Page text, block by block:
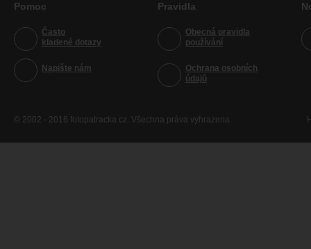
Pomoc
Často
kladené dotazy
Napište nám
Pravidla
Obecná pravidla
používání
Ochrana osobních
údajů
© 2002 - 2016 fotopatracka.cz. Všechna práva vyhrazena